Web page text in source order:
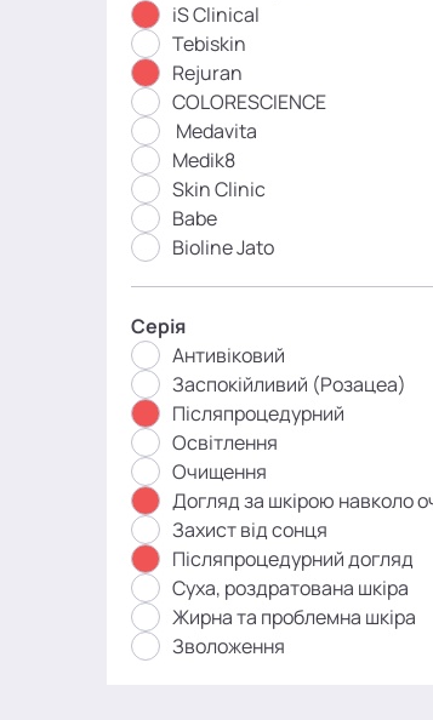
iS Clinical
Tebiskin
Rejuran
COLORESCIENCE
Medavita
Medik8
Skin Clinic
Babe
Bioline Jato
Серія
Антивіковий
Заспокійливий (Розацеа)
Післяпроцедурний
Освітлення
Очищення
Догляд за шкірою навколо
Захист від сонця
Післяпроцедурний догляд
Суха, роздратована шкіра
Жирна та проблемна шкіра
Зволоження